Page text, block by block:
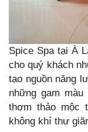
Spice Spa tại À
cho quý khách
tạo nguồn năng
những gam
thơm thảo mộc
không khí thư